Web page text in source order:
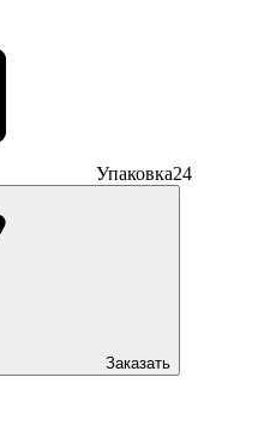
Упаковка24
Заказать